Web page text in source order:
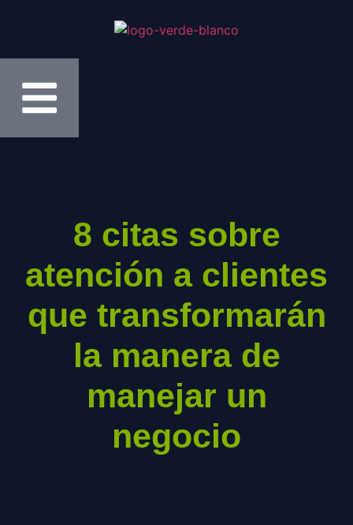
8 citas sobre
atención a clientes
que transformarán
la manera de
manejar un
negocio